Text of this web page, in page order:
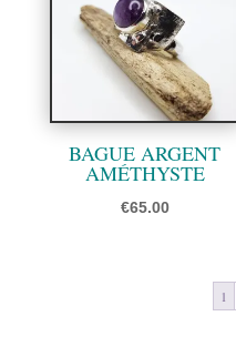
BAGUE ARGENT
AMÉTHYSTE
€65.00
1